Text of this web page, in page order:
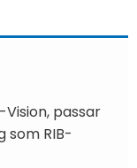
passar
som RIB-